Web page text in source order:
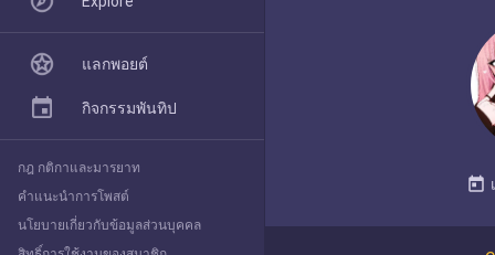
today
Pantip Pick
Explore
แลกพอยต์
กิจกรรมพันทิป
กฎ กติกาและมารยาท
คำแนะนำการโพสต์
นโยบายเกี่ยวกับข้อมูลส่วนบุคคล